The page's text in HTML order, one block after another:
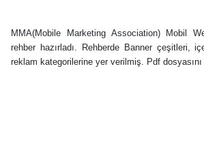
MMA(Mobile Marketing Association) Mobil
rehber hazırladı. Rehberde Banner çeşitleri,
reklam kategorilerine yer verilmiş. Pdf dosyasını